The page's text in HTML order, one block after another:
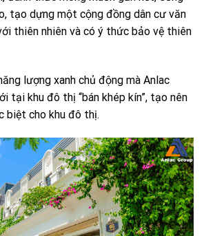
tạo dựng một cộng đồng dân cư văn
thiên nhiên và có ý thức bảo vệ thiên
lượng xanh chủ động mà Anlac
tại khu đô thị “bán khép kín”, tạo nên
biệt cho khu đô thị.